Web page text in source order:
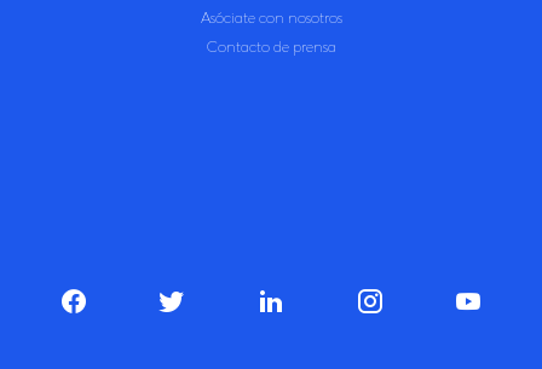
Asóciate con nosotros
Contacto de prensa